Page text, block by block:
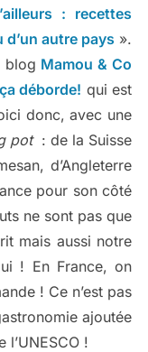
: recettes
d’un autre pays ».
blog Mamou & Co
déborde! qui est
donc, avec une
pot: de la Suisse
d’Angleterre
pour son côté
ne sont pas que
mais aussi notre
! En France, on
! Ce n’est pas
ajoutée
l’UNESCO !